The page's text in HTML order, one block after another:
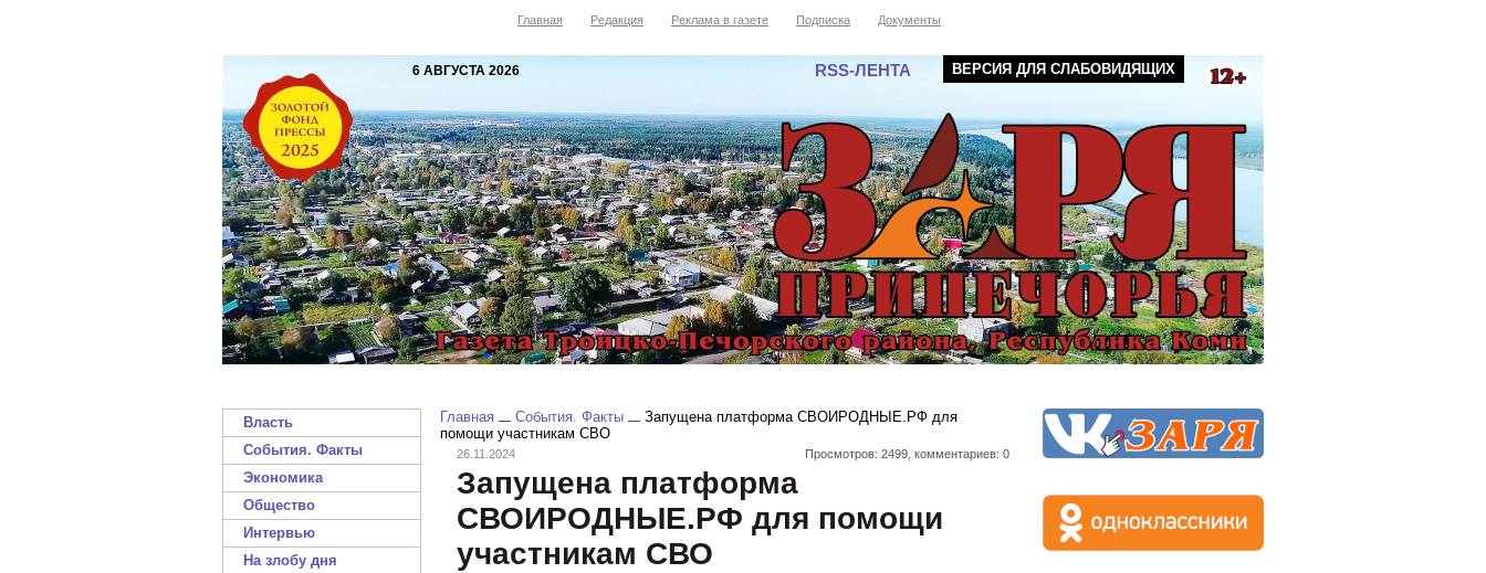
Главная Редакция Реклама в газете Подписка Документы
6 АВГУСТА 2026 RSS-ЛЕНТА ВЕРСИЯ ДЛЯ СЛАБОВИДЯЩИХ
Власть
События. Факты
Экономика
Общество
Интервью
На злобу дня
Главная События. Факты
Запущена платформа СВОИРОДНЫЕ.РФ для
помощи участникам СВО
26.11.2024 Просмотров: 2499, комментариев: 0
Запущена платформа
СВОИРОДНЫЕ.РФ для помощи
участникам СВО